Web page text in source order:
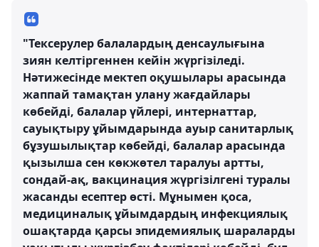
"Тексерулер балалардың денсаулығына
зиян келтіргеннен кейін жүргізіледі.
Нәтижесінде мектеп оқушылары арасында
жаппай тамақтан улану жағдайлары
көбейді, балалар үйлері, интернаттар,
сауықтыру ұйымдарында ауыр санитарлық
бұзушылықтар көбейді, балалар арасында
қызылша сен көкжөтел таралуы артты,
сондай-ақ, вакцинация жүргізілгені туралы
жасанды есептер өсті. Мұнымен қоса,
медициналық ұйымдардың инфекциялық
ошақтарда қарсы эпидемиялық шараларды